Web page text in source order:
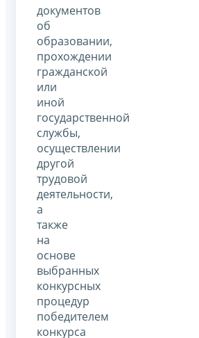
документов
об
образовании,
прохождении
гражданской
или
иной
государственной
службы,
осуществлении
другой
трудовой
деятельности,
а
также
на
основе
выбранных
конкурсных
процедур
победителем
конкурса